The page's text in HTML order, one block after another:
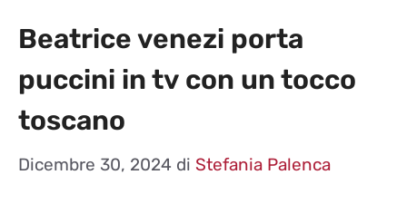
Beatrice venezi porta
puccini in tv con un tocco
toscano
Dicembre 30, 2024 di Stefania Palenca